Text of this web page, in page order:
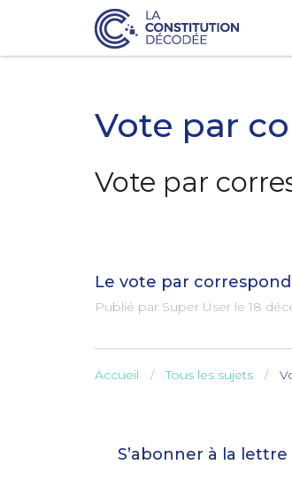
Vote par
Vote par
Le vote par
Publié par Super User le 18
Accueil Tous les sujets
S’abonner à la